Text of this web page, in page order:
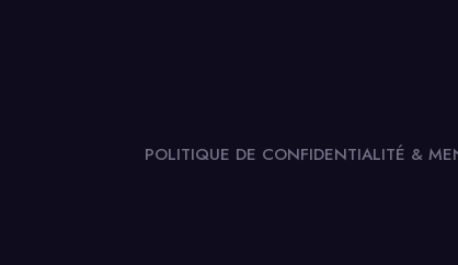
POLITIQUE DE CONFIDENTIALITÉ &